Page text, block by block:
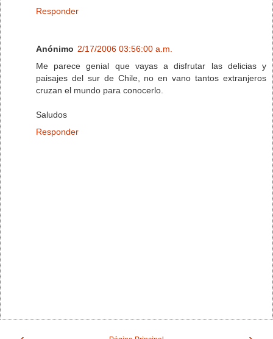
Responder
Anónimo 2/17/2006 03:56:00 a.m.
Me parece genial que vayas a disfrutar las delicias y
paisajes del sur de Chile, no en vano tantos extranjeros
cruzan el mundo para conocerlo.
Saludos
Responder